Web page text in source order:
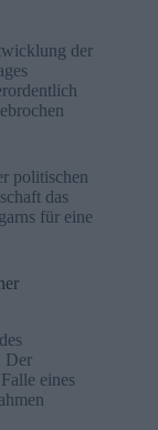
der
politischen
das
für eine
Der
eines